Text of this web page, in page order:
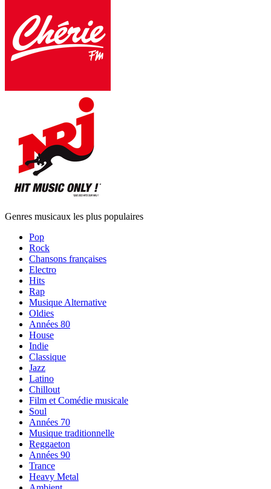
Genres musicaux les plus populaires
Pop
Rock
Chansons françaises
Electro
Hits
Rap
Musique Alternative
Oldies
Années 80
House
Indie
Classique
Jazz
Latino
Chillout
Film et Comédie musicale
Soul
Années 70
Musique traditionnelle
Reggaeton
Années 90
Trance
Heavy Metal